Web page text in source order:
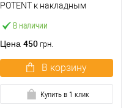
В наличии
POTENT к накладным
Цена 450 грн.
В корзину
Купить в 1 клик